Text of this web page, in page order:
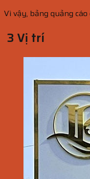
Vì vậy, bảng quảng
3 Vị trí